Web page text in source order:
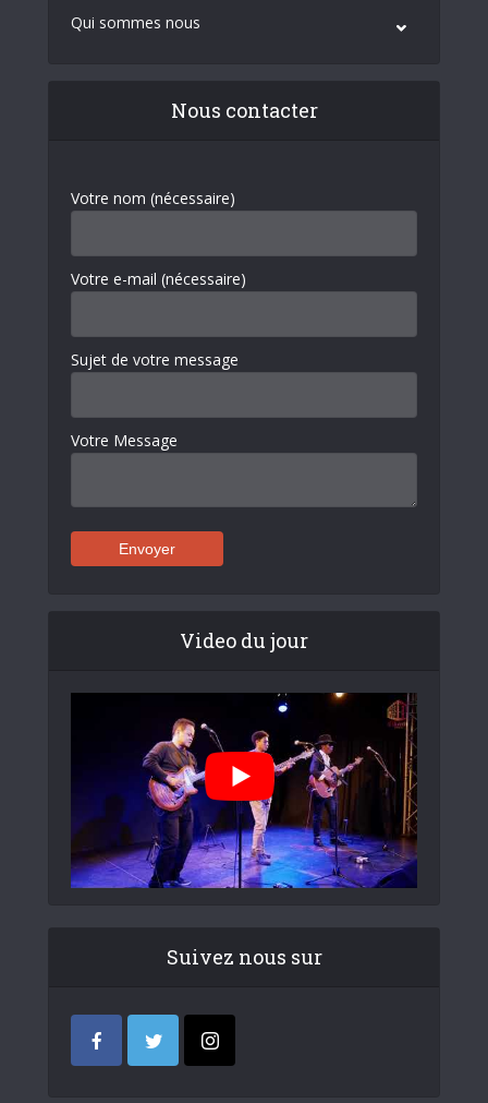
Qui sommes nous
Nous contacter
Votre nom (nécessaire)
Votre e-mail (nécessaire)
Sujet de votre message
Votre Message
Video du jour
Suivez nous sur